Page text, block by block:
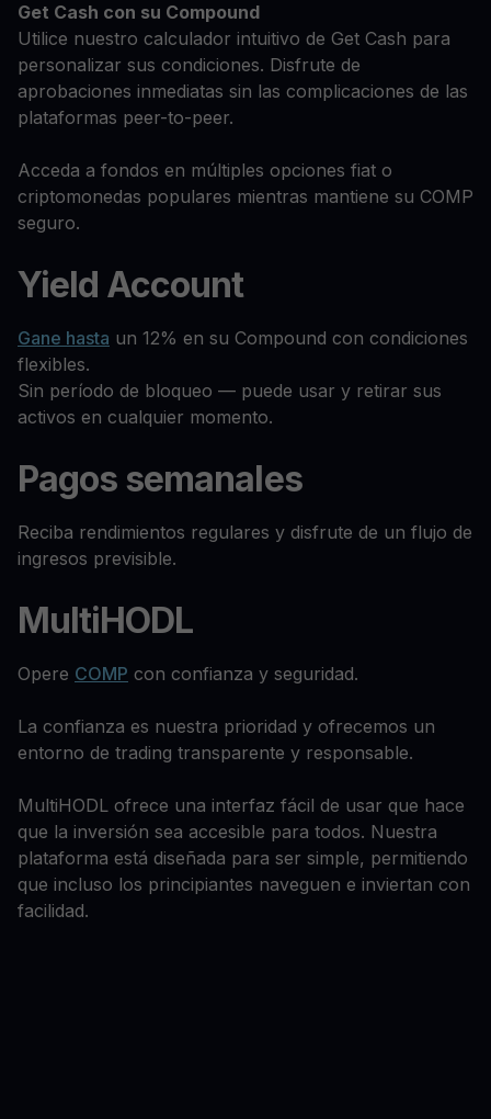
Get Cash con su Compound
Utilice nuestro calculador intuitivo de Get Cash para
personalizar sus condiciones. Disfrute de
aprobaciones inmediatas sin las complicaciones de las
plataformas peer-to-peer.
Acceda a fondos en múltiples opciones fiat o
criptomonedas populares mientras mantiene su COMP
seguro.
Yield Account
Gane hasta un 12% en su Compound con condiciones
flexibles.
Sin período de bloqueo — puede usar y retirar sus
activos en cualquier momento.
Pagos semanales
Reciba rendimientos regulares y disfrute de un flujo de
ingresos previsible.
MultiHODL
Opere COMP con confianza y seguridad.
La confianza es nuestra prioridad y ofrecemos un
entorno de trading transparente y responsable.
MultiHODL ofrece una interfaz fácil de usar que hace
que la inversión sea accesible para todos. Nuestra
plataforma está diseñada para ser simple, permitiendo
que incluso los principiantes naveguen e inviertan con
facilidad.